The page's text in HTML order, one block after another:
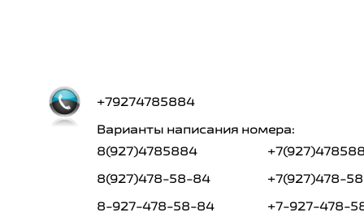
+79274785884
Варианты написания номера:
8(927)4785884
8(927)478-58-84
8-927-478-58-84
+7(927)478-
+7-927-478-